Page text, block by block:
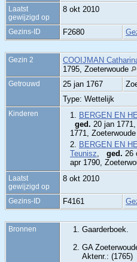
Laatst
gewijzigd op
8 okt 2010
Gezins-ID F2680
Gezin 2 COOIJMAN
1795, Zoeterwoude
Getrouwd 25 jan 1767
Type: Wettelijk
Kinderen 1. BERGEN EN
ged. 20 jan
1771, Zoeterwoude
2.
BERGEN EN
Teunisz
ged. 26
apr 1790,
Laatst
gewijzigd op
8 okt 2010
Gezins-ID F4161
Bronnen
Gaarderboek.
GA
Aktenr.: (1765)